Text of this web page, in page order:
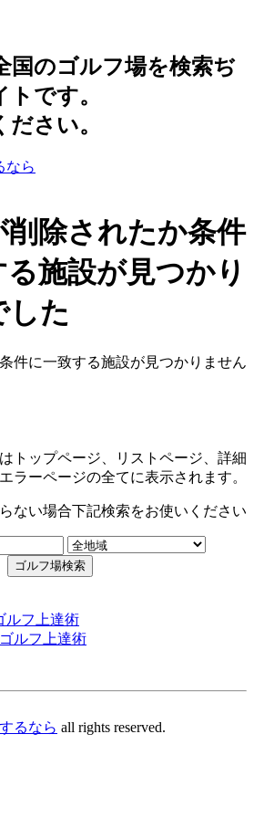
国のゴルフ場を検索ぢ
です。
さい。
なら
除されたか条件
施設が見つかり
した
件に一致する施設が見つかりません
トップページ、リストページ、詳細
ラーページの全てに表示されます。
ない場合下記検索をお使いください
ルフ上達術
ルフ上達術
るなら all rights reserved.